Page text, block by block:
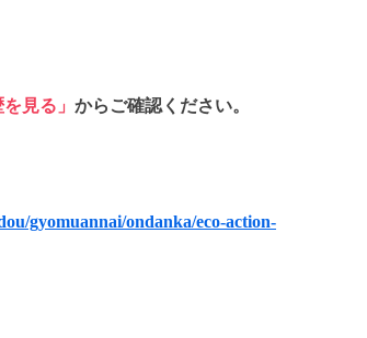
見る」 からご確認ください。
gyomuannai/ondanka/eco-action-